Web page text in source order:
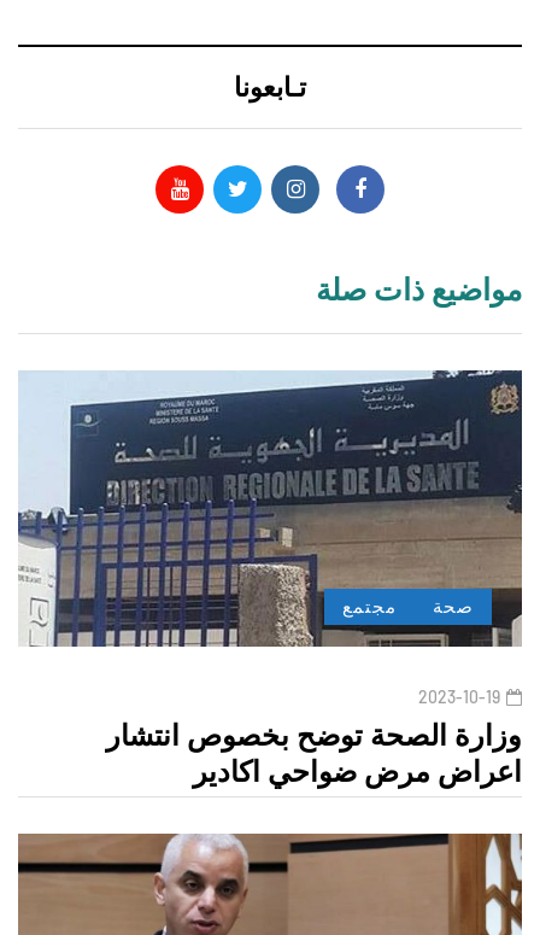
تـابعونا
مواضيع ذات صلة
صحة مجتمع
2023-10-19
وزارة الصحة توضح بخصوص انتشار
اعراض مرض ضواحي اكادير